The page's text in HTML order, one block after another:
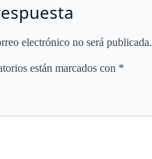
electrónico no será publicada.
están marcados con *